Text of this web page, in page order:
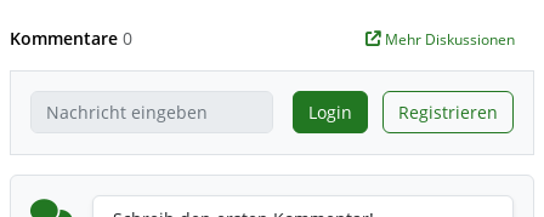
Kommentare 0 Mehr Diskussionen
Login Registrieren